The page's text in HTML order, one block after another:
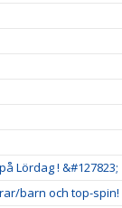
Lördag ! &#127823;
barn och top-spin!